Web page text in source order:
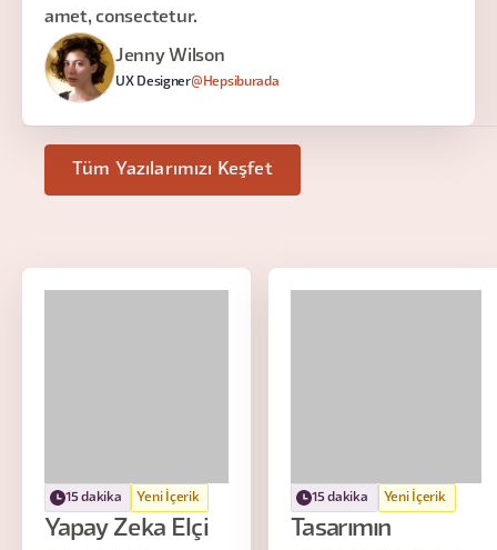
amet, consectetur.
Jenny Wilson
UX Designer@Hepsiburada
Tüm Yazılarımızı Keşfet
15 dakika Yeni İçerik
Yapay Zeka Elçi
15 dakika Yeni İçerik
Tasarımın